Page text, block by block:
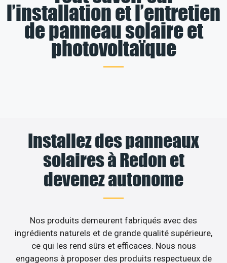
l’installation et l’entretien
de panneau solaire et
photovoltaïque
Installez des panneaux
solaires à Redon et
devenez autonome
Nos produits demeurent fabriqués avec des
ingrédients naturels et de grande qualité supérieure,
ce qui les rend sûrs et efficaces. Nous nous
engageons à proposer des produits respectueux de